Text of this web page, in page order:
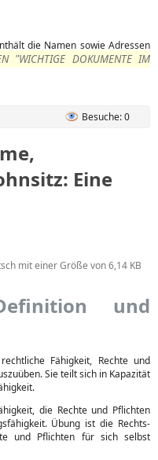
die Namen sowie Adressen
"WICHTIGE DOKUMENTE IM
Besuche: 0
Eine
mit einer Größe von 6,14 KB
und
Fähigkeit, Rechte und
Sie teilt sich in Kapazität
die Rechte und Pflichten
Übung ist die Rechts-
und Pflichten für sich selbst